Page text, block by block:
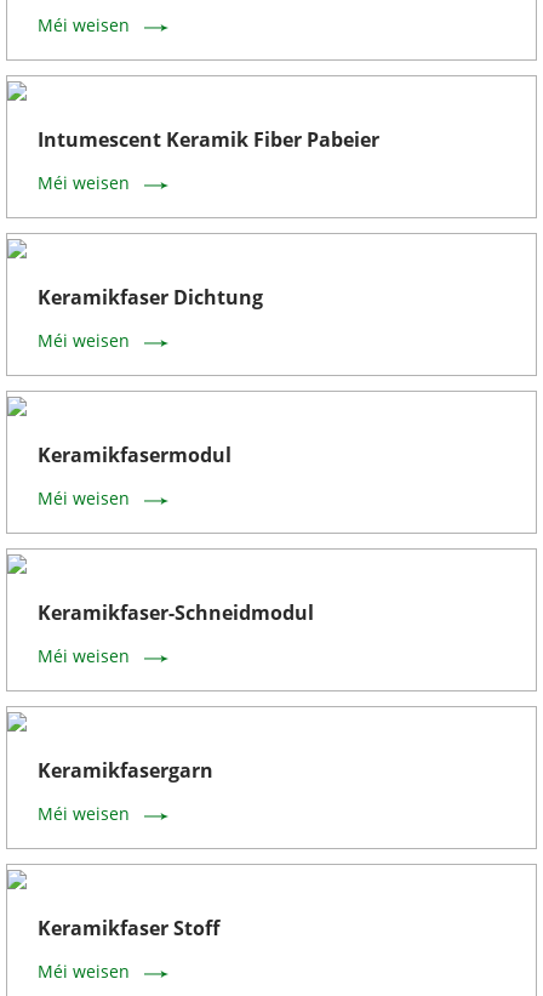
Méi weisen
Intumescent Keramik Fiber Pabeier
Méi weisen
Keramikfaser Dichtung
Méi weisen
Keramikfasermodul
Méi weisen
Keramikfaser-Schneidmodul
Méi weisen
Keramikfasergarn
Méi weisen
Keramikfaser Stoff
Méi weisen